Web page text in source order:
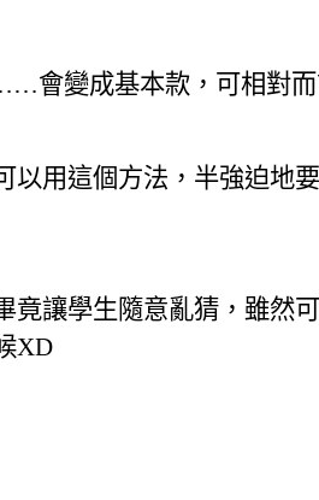
會變成基本款，可相對
以用這個方法，半強迫地
竟讓學生隨意亂猜，雖然
XD